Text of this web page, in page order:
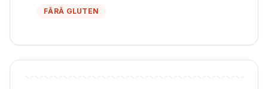
FĂRĂ GLUTEN